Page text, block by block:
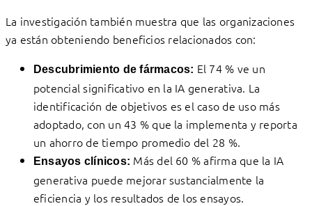
La investigación también muestra que las organizaciones
ya están obteniendo beneficios relacionados con:
Descubrimiento de fármacos: El 74 % ve un
potencial significativo en la IA generativa. La
identificación de objetivos es el caso de uso más
adoptado, con un 43 % que la implementa y reporta
un ahorro de tiempo promedio del 28 %.
Ensayos clínicos: Más del 60 % afirma que la IA
generativa puede mejorar sustancialmente la
eficiencia y los resultados de los ensayos.